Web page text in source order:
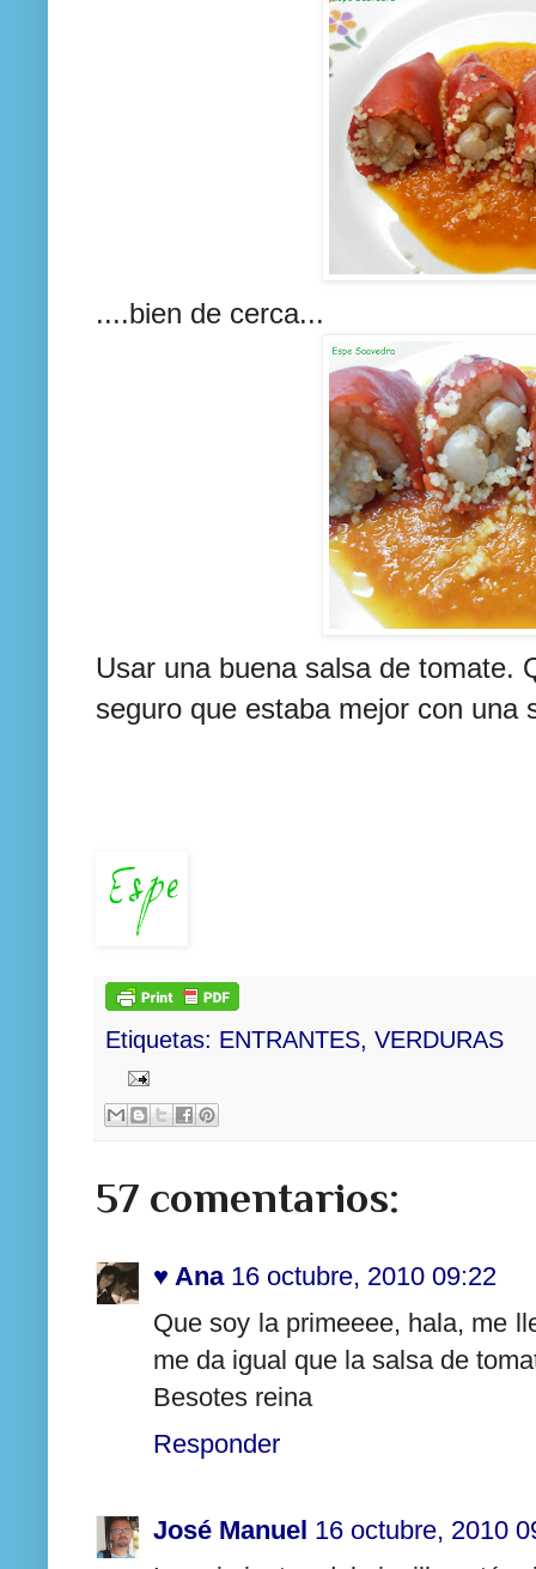
....bien de cerca...
Usar una buena salsa de tomate.
seguro que estaba mejor con una
Etiquetas: ENTRANTES, VERDURAS
57 comentarios:
♥ Ana 16 octubre, 2010 09:22
Que soy la primeeee, hala, me
me da igual que la salsa de
Besotes reina
Responder
José Manuel 16 octubre, 2010